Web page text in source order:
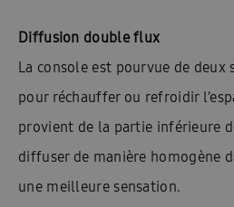
Diffusion double flux
La console est pourvue de deux
pour réchauffer ou refroidir
provient de la partie inférieure
diffuser de manière homogène
une meilleure sensation.